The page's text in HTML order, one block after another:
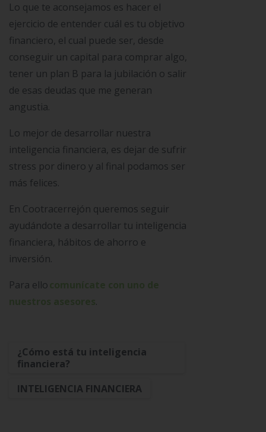
Lo que te aconsejamos es hacer el
ejercicio de entender cuál es tu objetivo
financiero, el cual puede ser, desde
conseguir un capital para comprar algo,
tener un plan B para la jubilación o salir
de esas deudas que me generan
angustia.
Lo mejor de desarrollar nuestra
inteligencia financiera, es dejar de sufrir
stress por dinero y al final podamos ser
más felices.
En Cootracerrejón queremos seguir
ayudándote a desarrollar tu inteligencia
financiera, hábitos de ahorro e
inversión.
Para ello
.
¿Cómo está tu inteligencia
financiera?
INTELIGENCIA FINANCIERA